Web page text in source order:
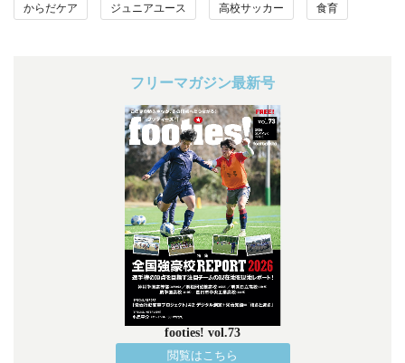
からだケア ジュニアユース 高校サッカー 食育
フリーマガジン最新号
footies! vol.73
閲覧はこちら